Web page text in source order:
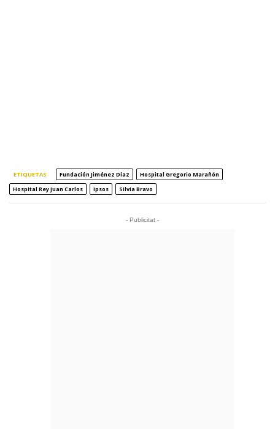
ETIQUETAS Fundación Jiménez Díaz
Hospital Gregorio Marañón
Hospital Rey Juan Carlos
Ipsos Silvia Bravo
- Publicitat -